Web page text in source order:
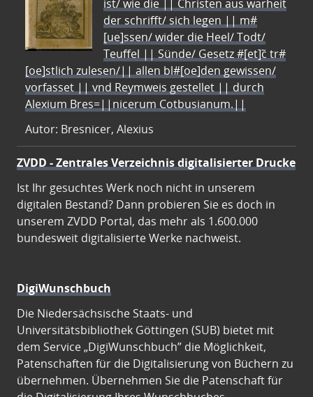
ist/ wie die || Christen aus warheit
der schrifft/ sich legen || m#
[ue]ssen/ wider die Heel/ Todt/
Teuffel || Sünde/ Gesetz #[et]c̃ tr#
[oe]stlich zulesen/|| allen bl#[oe]den gewissen/
vorfasset || vnd Reymweis gestellet || durch
Alexium Bres=||nicerum Cotbusianum.||
Autor: Bresnicer, Alexius
ZVDD - Zentrales Verzeichnis digitalisierter Drucke
Ist Ihr gesuchtes Werk noch nicht in unserem
digitalen Bestand? Dann probieren Sie es doch in
unserem ZVDD Portal, das mehr als 1.600.000
bundesweit digitalisierte Werke nachweist.
DigiWunschbuch
Die Niedersächsische Staats- und
Universitätsbibliothek Göttingen (SUB) bietet mit
dem Service „DigiWunschbuch” die Möglichkeit,
Patenschaften für die Digitalisierung von Büchern zu
übernehmen. Übernehmen Sie die Patenschaft für